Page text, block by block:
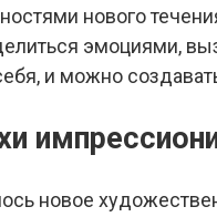
нового
эмоциями,
и можно
новое